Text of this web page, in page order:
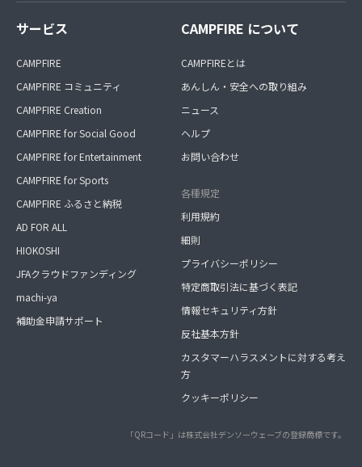
サービス
CAMPFIRE
CAMPFIRE コミュニティ
CAMPFIRE Creation
CAMPFIRE for Social Good
CAMPFIRE for Entertainment
CAMPFIRE for Sports
CAMPFIRE ふるさと納税
AD FOR ALL
HIOKOSHI
JFAクラウドファンディング
machi-ya
補助金申請サポート
CAMPFIRE について
CAMPFIREとは
あんしん・安全への取り組み
ニュース
ヘルプ
お問い合わせ
各種規定
利用規約
細則
プライバシーポリシー
特定商取引法に基づく表記
情報セキュリティ方針
反社基本方針
カスタマーハラスメントに対する考え
方
クッキーポリシー
「QRコード」は株式会社デンソーウェーブの登録商標です。